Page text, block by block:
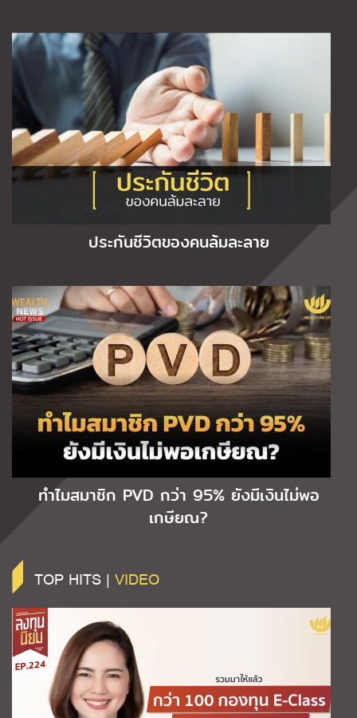
ประกันชีวิตของคนล้มละลาย
ทำไมสมาชิก PVD กว่า 95% ยังมีเงินไม่พอ
เกษียณ?
TOP HITS | VIDEO